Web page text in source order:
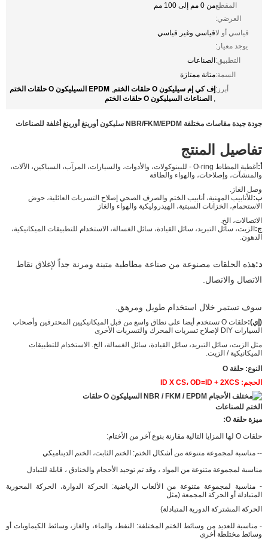
المقطع
العرضي:
من 0 مم إلى 100 مم
قياسي أو لا
يوجد معيار:
قياسي وغير قياسي
التطبيق:الصناعات
السمة:متانة ممتازة
أبرز:إف كي إم سيليكون O حلقات الختم , EPDM السيليكون O حلقات الختم
, الصناعات السيليكون O حلقات الختم
جودة جيدة مقاسات مختلفة NBR/FKM/EPDM سليكون أورينغ أورينغ أغلفة للصناعات
تفاصيل المنتج
أ:
أغطية المطاط O-ring - للبينوكولات، والأدوات، والسيارات، المرآب، السباكين، الآلات،
والمنشآت، وإصلاحات، والهواء والطاقة
وصل الغاز.
ب:للأنابيب المهنية، أنابيب الختم والصرف الصحي إصلاح التسربات العائلية، حوض
الاستحمام، الخزانات السبتية، الهيدروليكية والهواء والغاز
الاتصالات، الخ.
ج:الزيت، سائل التبريد، سائل القيادة، سائل الغسالة، الاستخدام للتطبيقات الميكانيكية،
الدهون.
د:هذه الحلقات مصنوعة من صناعة مطاطية متينة ومرنة جداً لإغلاق نقاط
الاتصال والاتصال.
سوف تستمر خلال استخدام طويل ومرهق.
(إي):
حلقات O تستخدم أيضا على نطاق واسع من قبل الميكانيكيين المحترفين وأصحاب
السيارات DIY لإصلاح تسربات المحرك والتسربات الأخرى
مثل الزيت، سائل التبريد، سائل القيادة، سائل الغسالة، الخ. الاستخدام للتطبيقات
الميكانيكية / الزيت.
النوع: حلقة O
الحجم: ID X CS، OD=ID + 2XCS
ميزة حلقة O:
حلقات O لها المزايا التالية مقارنة بنوع آخر من الأختام:
-- مناسبة لمجموعة متنوعة من أشكال الختم: الختم الثابت، الختم الديناميكي
مناسبة لمجموعة متنوعة من المواد ، وقد تم توحيد الأحجام والخنادق ، قابلة للتبادل
- مناسبة لمجموعة متنوعة من الألعاب الرياضية: الحركة الدوارة، الحركة المحورية
المتبادلة أو الحركة المجمعة (مثل
الحركة المشتركة الدورية المتبادلة)
- مناسبة للعديد من وسائط الختم المختلفة: النفط، والماء، والغاز، وسائط الكيماويات أو
وسائط مختلطة أخرى